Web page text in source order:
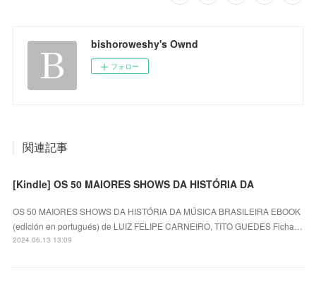
bishoroweshy's Ownd
フォロー
関連記事
[Kindle] OS 50 MAIORES SHOWS DA HISTÓRIA DA
OS 50 MAIORES SHOWS DA HISTÓRIA DA MÚSICA BRASILEIRA EBOOK
(edición en portugués) de LUIZ FELIPE CARNEIRO, TITO GUEDES Ficha…
2024.06.13 13:09